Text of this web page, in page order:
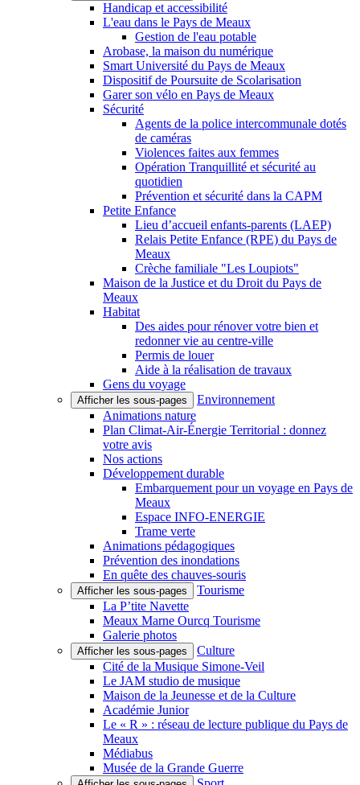
Handicap et accessibilité
L'eau dans le Pays de Meaux
Gestion de l'eau potable
Arobase, la maison du numérique
Smart Université du Pays de Meaux
Dispositif de Poursuite de Scolarisation
Garer son vélo en Pays de Meaux
Sécurité
Agents de la police intercommunale dotés
de caméras
Violences faites aux femmes
Opération Tranquillité et sécurité au
quotidien
Prévention et sécurité dans la CAPM
Petite Enfance
Lieu d’accueil enfants-parents (LAEP)
Relais Petite Enfance (RPE) du Pays de
Meaux
Crèche familiale "Les Loupiots"
Maison de la Justice et du Droit du Pays de
Meaux
Habitat
Des aides pour rénover votre bien et
redonner vie au centre-ville
Permis de louer
Aide à la réalisation de travaux
Gens du voyage
Afficher les sous-pages
Environnement
Animations nature
Plan Climat-Air-Énergie Territorial : donnez
votre avis
Nos actions
Développement durable
Embarquement pour un voyage en Pays de
Meaux
Espace INFO-ENERGIE
Trame verte
Animations pédagogiques
Prévention des inondations
En quête des chauves-souris
Afficher les sous-pages
Tourisme
La P’tite Navette
Meaux Marne Ourcq Tourisme
Galerie photos
Afficher les sous-pages
Culture
Cité de la Musique Simone-Veil
Le JAM studio de musique
Maison de la Jeunesse et de la Culture
Académie Junior
Le « R » : réseau de lecture publique du Pays de
Meaux
Médiabus
Musée de la Grande Guerre